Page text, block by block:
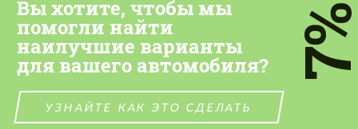
Вы хотите, чтобы мы
помогли найти
наилучшие варианты
для вашего автомобиля?
УЗНАЙТЕ КАК ЭТО СДЕЛАТЬ
персональных данных
СВЯЖИТЕСЬ СО МНОЙ
персональных данных
СВЯЖИТЕСЬ СО МНОЙ
Мы говорим на вашем языке